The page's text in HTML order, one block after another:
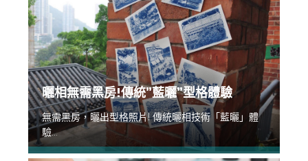
曬相無需黑房!傳統”藍曬”型格體驗
無需黑房，曬出型格照片! 傳統曬相技術「藍曬」體
驗...